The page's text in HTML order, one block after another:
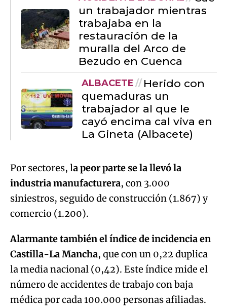
un trabajador mientras
trabajaba en la
restauración de la
muralla del Arco de
Bezudo en Cuenca
ALBACETE
Herido con
quemaduras un
trabajador al que le
cayó encima cal viva en
La Gineta (Albacete)
Por sectores, la peor parte se la llevó la
industria manufacturera, con 3.000
siniestros, seguido de construcción (1.867) y
comercio (1.200).
Alarmante también el índice de incidencia en
Castilla-La Mancha, que con un 0,22 duplica
la media nacional (0,42). Este índice mide el
número de accidentes de trabajo con baja
médica por cada 100.000 personas afiliadas.